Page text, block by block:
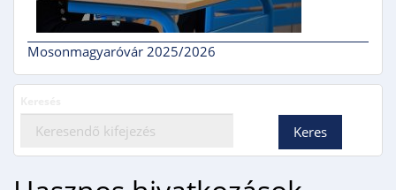
Mosonmagyaróvár 2025/2026